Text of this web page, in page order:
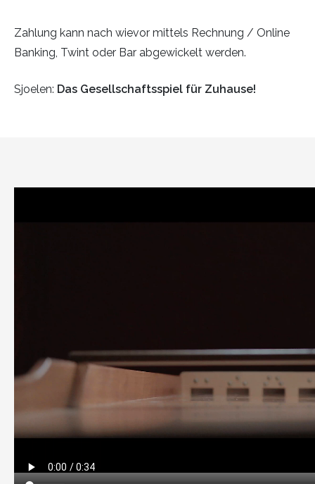
Zahlung kann nach wievor mittels Rechnung / Online
Banking, Twint oder Bar abgewickelt werden.
Sjoelen: Das Gesellschaftsspiel für Zuhause!